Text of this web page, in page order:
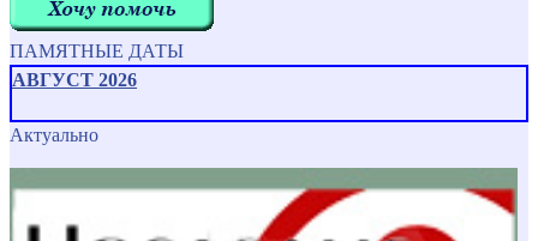
ПАМЯТНЫЕ ДАТЫ
АВГУСТ 2026
Актуально